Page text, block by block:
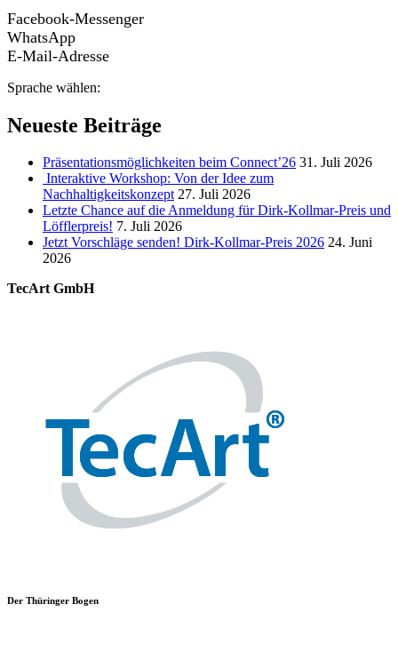
Facebook-Messenger
WhatsApp
E-Mail-Adresse
Sprache wählen:
Neueste Beiträge
Präsentationsmöglichkeiten beim Connect’26 31. Juli 2026
Interaktive Workshop: Von der Idee zum
Nachhaltigkeitskonzept 27. Juli 2026
Letzte Chance auf die Anmeldung für Dirk-Kollmar-Preis und
Löfflerpreis! 7. Juli 2026
Jetzt Vorschläge senden! Dirk-Kollmar-Preis 2026 24. Juni
2026
TecArt GmbH
Der Thüringer Bogen